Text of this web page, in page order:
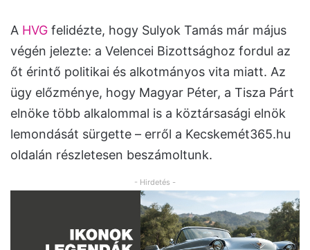
A HVG felidézte, hogy Sulyok Tamás már május
végén jelezte: a Velencei Bizottsághoz fordul az
őt érintő politikai és alkotmányos vita miatt. Az
ügy előzménye, hogy Magyar Péter, a Tisza Párt
elnöke több alkalommal is a köztársasági elnök
lemondását sürgette – erről a Kecskemét365.hu
oldalán részletesen beszámoltunk.
- Hirdetés -